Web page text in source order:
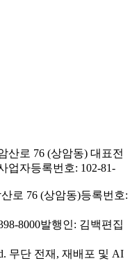
산로 76 (상암동) 대표전
업자등록번호: 102-81-
로 76 (상암동)등록번호:
8000발행인: 김백편집
무단 전재, 재배포 및 AI